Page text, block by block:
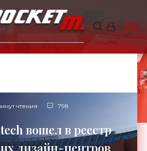
чтения 798
вошел в реестр
дизайн-центров